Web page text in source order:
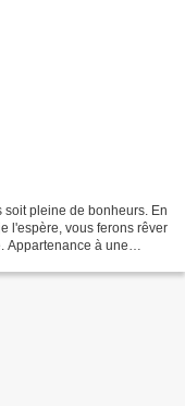
pleine de bonheurs. En
l'espère, vous ferons rêver
Appartenance à une